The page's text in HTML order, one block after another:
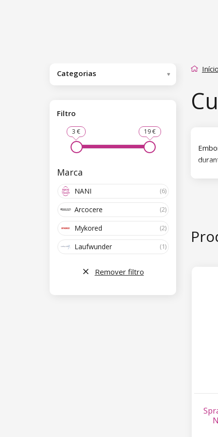
Categorias
Filtro
3 € 19 €
Marca
NANI (6)
Arcocere (2)
Mykored (2)
Laufwunder (1)
Remover filtro